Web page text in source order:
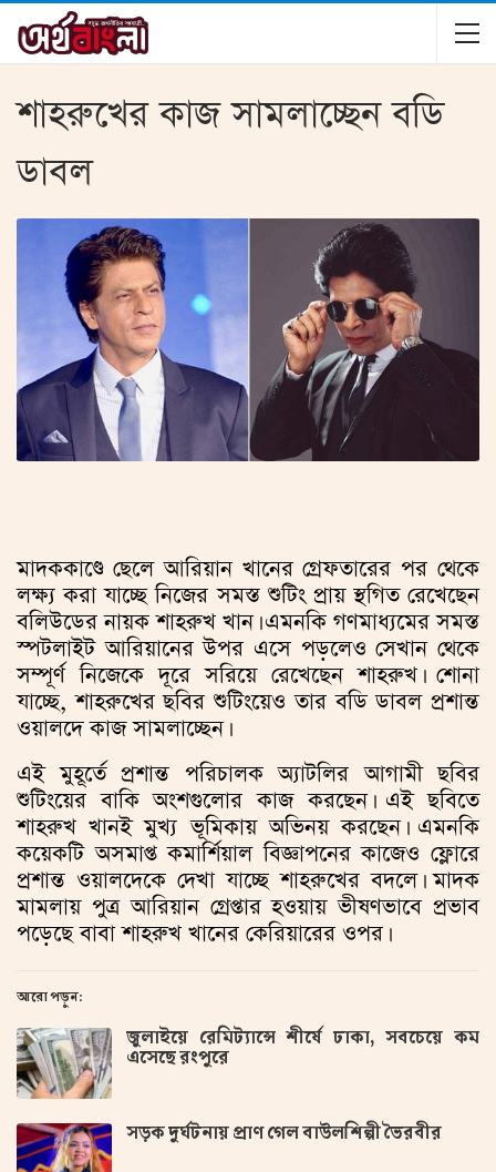
শাহরুখের কাজ সামলাচ্ছেন বডি
ডাবল
মাদককাণ্ডে ছেলে আরিয়ান খানের গ্রেফতারের পর থেকে
লক্ষ্য করা যাচ্ছে নিজের সমস্ত শুটিং প্রায় স্থগিত রেখেছেন
বলিউডের নায়ক শাহরুখ খান। এমনকি গণমাধ্যমের সমস্ত
স্পটলাইট আরিয়ানের উপর এসে পড়লেও সেখান থেকে
সম্পূর্ণ নিজেকে দূরে সরিয়ে রেখেছেন শাহরুখ। শোনা
যাচ্ছে, শাহরুখের ছবির শুটিংয়েও তার বডি ডাবল প্রশান্ত
ওয়ালদে কাজ সামলাচ্ছেন।
এই মুহূর্তে প্রশান্ত পরিচালক অ্যাটলির আগামী ছবির
শুটিংয়ের বাকি অংশগুলোর কাজ করছেন। এই ছবিতে
শাহরুখ খানই মুখ্য ভূমিকায় অভিনয় করছেন। এমনকি
কয়েকটি অসমাপ্ত কমার্শিয়াল বিজ্ঞাপনের কাজেও ফ্লোরে
প্রশান্ত ওয়ালদেকে দেখা যাচ্ছে শাহরুখের বদলে। মাদক
মামলায় পুত্র আরিয়ান গ্রেপ্তার হওয়ায় ভীষণভাবে প্রভাব
পড়েছে বাবা শাহরুখ খানের কেরিয়ারের ওপর।
আরো পড়ুন:
জুলাইয়ে রেমিট্যান্সে শীর্ষে ঢাকা, সবচেয়ে কম
এসেছে রংপুরে
সড়ক দুর্ঘটনায় প্রাণ গেল বাউলশিল্পী ভৈরবীর